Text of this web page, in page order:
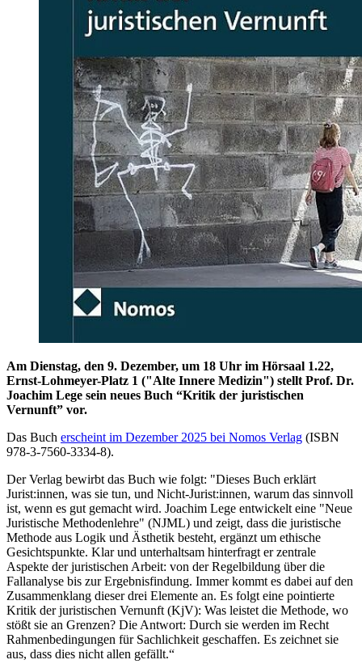
Am Dienstag, den 9. Dezember, um 18 Uhr im Hörsaal 1.22,
Ernst-Lohmeyer-Platz 1 ("Alte Innere Medizin") stellt Prof. Dr.
Joachim Lege sein neues Buch “Kritik der juristischen
Vernunft” vor.
Das Buch erscheint im Dezember 2025 bei Nomos Verlag (ISBN
978-3-7560-3334-8).
Der Verlag bewirbt das Buch wie folgt: "Dieses Buch erklärt
Jurist:innen, was sie tun, und Nicht-Jurist:innen, warum das sinnvoll
ist, wenn es gut gemacht wird. Joachim Lege entwickelt eine "Neue
Juristische Methodenlehre" (NJML) und zeigt, dass die juristische
Methode aus Logik und Ästhetik besteht, ergänzt um ethische
Gesichtspunkte. Klar und unterhaltsam hinterfragt er zentrale
Aspekte der juristischen Arbeit: von der Regelbildung über die
Fallanalyse bis zur Ergebnisfindung. Immer kommt es dabei auf den
Zusammenklang dieser drei Elemente an. Es folgt eine pointierte
Kritik der juristischen Vernunft (KjV): Was leistet die Methode, wo
stößt sie an Grenzen? Die Antwort: Durch sie werden im Recht
Rahmenbedingungen für Sachlichkeit geschaffen. Es zeichnet sie
aus, dass dies nicht allen gefällt.“